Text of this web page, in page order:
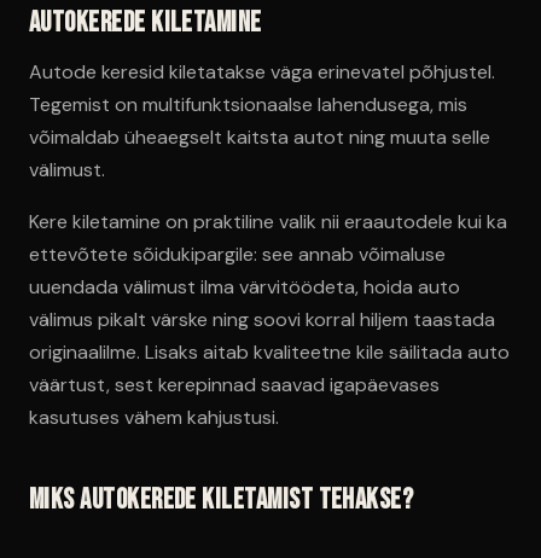
Autokerede kiletamine
Autode keresid kiletatakse väga erinevatel põhjustel.
Tegemist on multifunktsionaalse lahendusega, mis
võimaldab üheaegselt kaitsta autot ning muuta selle
välimust.
Kere kiletamine on praktiline valik nii eraautodele kui ka
ettevõtete sõidukipargile: see annab võimaluse
uuendada välimust ilma värvitöödeta, hoida auto
välimus pikalt värske ning soovi korral hiljem taastada
originaalilme. Lisaks aitab kvaliteetne kile säilitada auto
väärtust, sest kerepinnad saavad igapäevases
kasutuses vähem kahjustusi.
Miks autokerede kiletamist tehakse?